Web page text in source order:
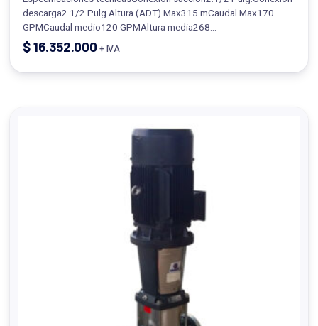
descarga2.1/2 Pulg.Altura (ADT) Max315 mCaudal Max170
GPMCaudal medio120 GPMAltura media268…
$16.352.000 + IVA